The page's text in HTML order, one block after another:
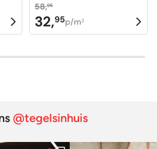
58,95
Oorspronkelijke
prijs
32,95
Huidige
prijs
p/m2
@tegelsinhuis